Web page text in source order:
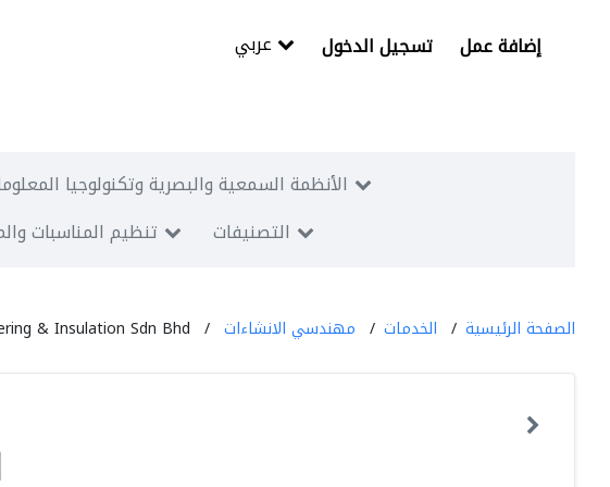
تسجيل الدخول إضافة عمل
الأنظمة السمعية والبصرية وتكنولوجيا
تنظيم المناسبات التصنيفات
الصفحة الرئيسية الخدمات مهندسي الانشاءات & Insulation Sdn Bhd